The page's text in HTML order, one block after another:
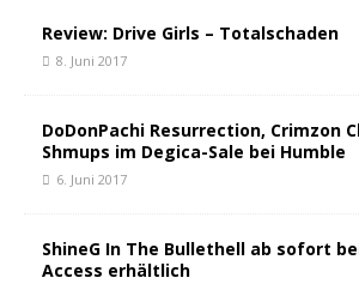
Review: Drive Girls – Totalschaden
8. Juni 2017
DoDonPachi Resurrection, Crimzon
Shmups im Degica-Sale bei Humble
6. Juni 2017
ShineG In The Bullethell ab sofort
Access erhältlich